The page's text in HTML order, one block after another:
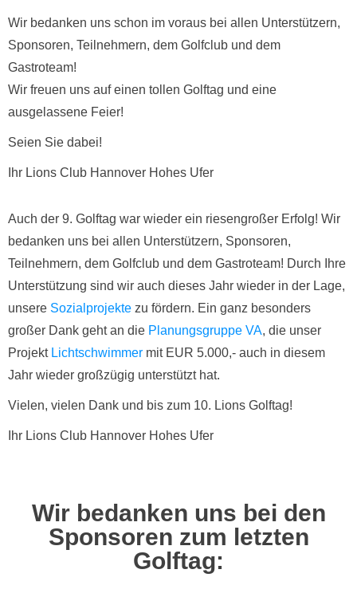
Wir bedanken uns schon im voraus bei allen Unterstützern,
Sponsoren, Teilnehmern, dem Golfclub und dem
Gastroteam!
Wir freuen uns auf einen tollen Golftag und eine
ausgelassene Feier!
Seien Sie dabei!
Ihr Lions Club Hannover Hohes Ufer
Auch der 9. Golftag war wieder ein riesengroßer Erfolg! Wir
bedanken uns bei allen Unterstützern, Sponsoren,
Teilnehmern, dem Golfclub und dem Gastroteam! Durch Ihre
Unterstützung sind wir auch dieses Jahr wieder in der Lage,
unsere Sozialprojekte zu fördern. Ein ganz besonders
großer Dank geht an die Planungsgruppe VA, die unser
Projekt Lichtschwimmer mit EUR 5.000,- auch in diesem
Jahr wieder großzügig unterstützt hat.
Vielen, vielen Dank und bis zum 10. Lions Golftag!
Ihr Lions Club Hannover Hohes Ufer
Wir bedanken uns bei den
Sponsoren zum letzten
Golftag: